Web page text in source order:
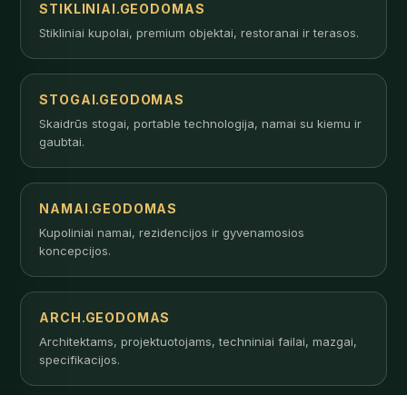
STIKLINIAI.GEODOMAS
Stikliniai kupolai, premium objektai, restoranai ir terasos.
STOGAI.GEODOMAS
Skaidrūs stogai, portable technologija, namai su kiemu ir
gaubtai.
NAMAI.GEODOMAS
Kupoliniai namai, rezidencijos ir gyvenamosios
koncepcijos.
ARCH.GEODOMAS
Architektams, projektuotojams, techniniai failai, mazgai,
specifikacijos.